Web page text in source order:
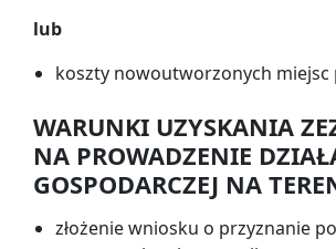
lub
koszty nowoutworzonych miejsc
WARUNKI UZYSKANIA
NA PROWADZENIE
GOSPODARCZEJ NA
złożenie wniosku o przyznanie